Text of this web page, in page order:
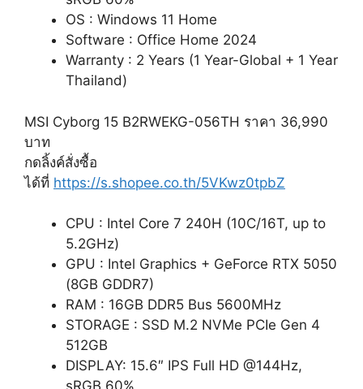
OS : Windows 11 Home
Software : Office Home 2024
Warranty : 2 Years (1 Year-Global + 1 Year
Thailand)
MSI Cyborg 15 B2RWEKG-056TH ราคา 36,990
บาท
กดลิ้งค์สั่งซื้อ
ได้ที่ https://s.shopee.co.th/5VKwz0tpbZ
CPU : Intel Core 7 240H (10C/16T, up to
5.2GHz)
GPU : Intel Graphics + GeForce RTX 5050
(8GB GDDR7)
RAM : 16GB DDR5 Bus 5600MHz
STORAGE : SSD M.2 NVMe PCIe Gen 4
512GB
DISPLAY: 15.6″ IPS Full HD @144Hz,